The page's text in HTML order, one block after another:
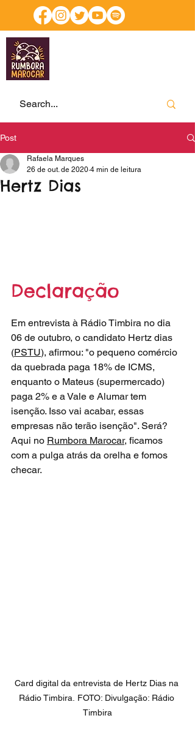
Post
Hertz Dias
Rafaela Marques
26 de out. de 2020 4 min de leitura
Declaração
Em entrevista à Rádio Timbira no dia
06 de outubro, o candidato Hertz dias
(PSTU), afirmou: "o pequeno comércio
da quebrada paga 18% de ICMS,
enquanto o Mateus (supermercado)
paga 2% e a Vale e Alumar tem
isenção. Isso vai acabar, essas
empresas não terão isenção". Será?
Aqui no Rumbora Marocar, ficamos
com a pulga atrás da orelha e fomos
checar.
Card digital da entrevista de Hertz Dias na
Rádio Timbira. FOTO: Divulgação: Rádio
Timbira